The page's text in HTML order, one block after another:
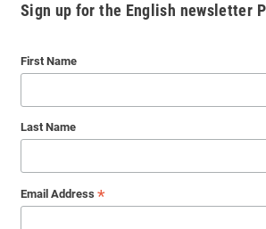
Sign up for the English newsletter
First Name
Last Name
Email Address *